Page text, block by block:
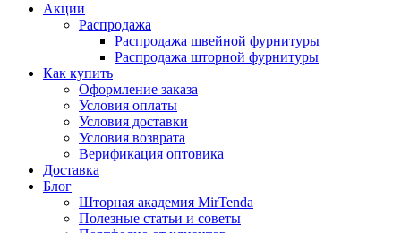
Акции
Распродажа
Распродажа швейной фурнитуры
Распродажа шторной фурнитуры
Как купить
Оформление заказа
Условия оплаты
Условия доставки
Условия возврата
Верификация оптовика
Доставка
Блог
Шторная академия MirTenda
Полезные статьи и советы